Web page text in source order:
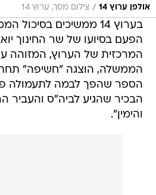
אולפן ערוץ 14 / צילום מסך, ערוץ 14
בערוץ 14 ממשיכים
הפעם בסיועו של שר החינוך
המרכזית של הערוץ, המזוהה
הממשלה, הוצגה "חשיפה"
הספר שהפך לבמה לתעמולה
הבכיר שהגיע לביה"ס
והימין".